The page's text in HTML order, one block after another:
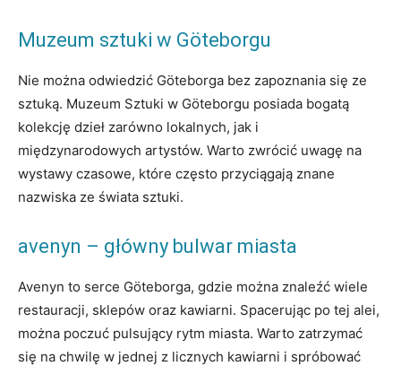
Muzeum sztuki w Göteborgu
Nie można odwiedzić Göteborga bez zapoznania się ze
sztuką. Muzeum Sztuki w Göteborgu posiada bogatą
kolekcję dzieł zarówno lokalnych, jak i
międzynarodowych artystów. Warto zwrócić uwagę na
wystawy czasowe, które często przyciągają znane
nazwiska ze świata sztuki.
avenyn – główny bulwar miasta
Avenyn to serce Göteborga, gdzie można znaleźć wiele
restauracji, sklepów oraz kawiarni. Spacerując po tej alei,
można poczuć pulsujący rytm miasta. Warto zatrzymać
się na chwilę w jednej z licznych kawiarni i spróbować